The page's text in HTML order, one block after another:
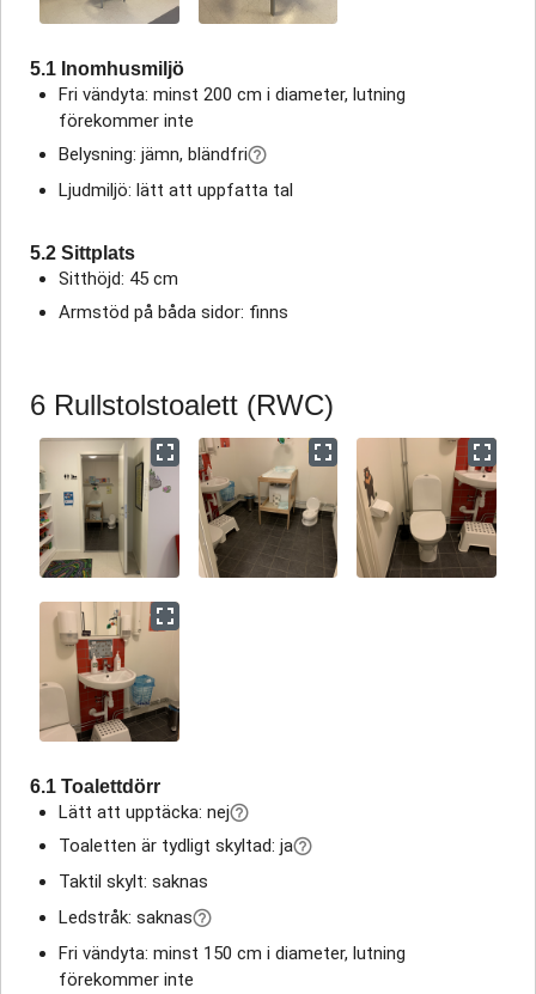
5.1 Inomhusmiljö
Fri vändyta: minst 200 cm i diameter, lutning
förekommer inte
Belysning: jämn, bländfri
Ljudmiljö: lätt att uppfatta tal
5.2 Sittplats
Sitthöjd: 45 cm
Armstöd på båda sidor: finns
6 Rullstolstoalett (RWC)
6.1 Toalettdörr
Lätt att upptäcka: nej
Toaletten är tydligt skyltad: ja
Taktil skylt: saknas
Ledstråk: saknas
Fri vändyta: minst 150 cm i diameter, lutning
förekommer inte